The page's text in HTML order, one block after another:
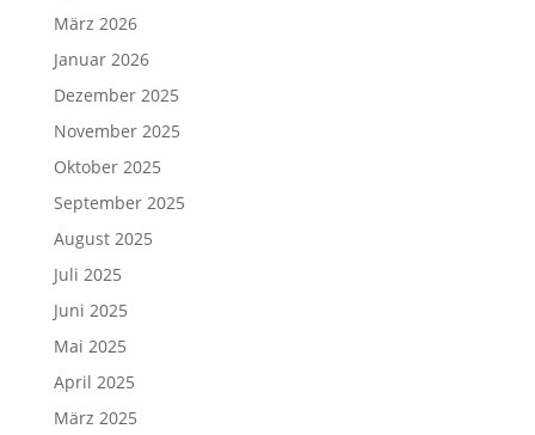
März 2026
Januar 2026
Dezember 2025
November 2025
Oktober 2025
September 2025
August 2025
Juli 2025
Juni 2025
Mai 2025
April 2025
März 2025